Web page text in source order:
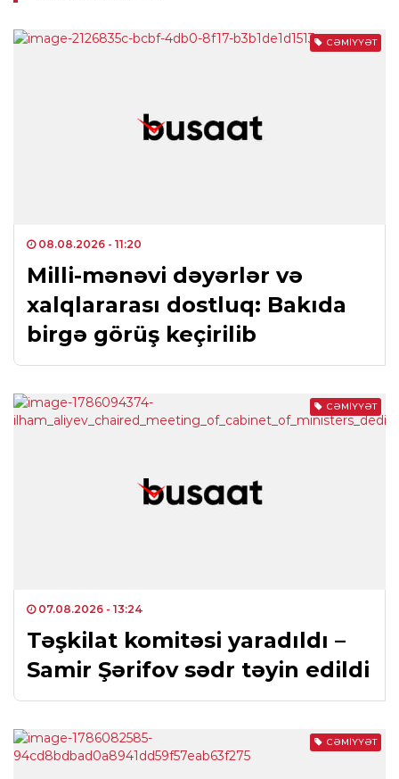
CƏMIYYƏT
08.08.2026 - 11:20
Milli-mənəvi dəyərlər və
xalqlararası dostluq: Bakıda
birgə görüş keçirilib
CƏMIYYƏT
07.08.2026 - 13:24
Təşkilat komitəsi yaradıldı –
Samir Şərifov sədr təyin edildi
CƏMIYYƏT